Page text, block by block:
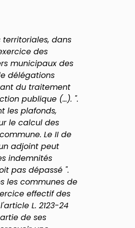
territoriales, dans
des
municipaux des
délégations
du traitement
publique (...). ".
les plafonds,
le calcul des
Le II de
adjoint peut
indemnités
pas dépassé ".
les communes de
effectif des
L. 2123-24
de ses